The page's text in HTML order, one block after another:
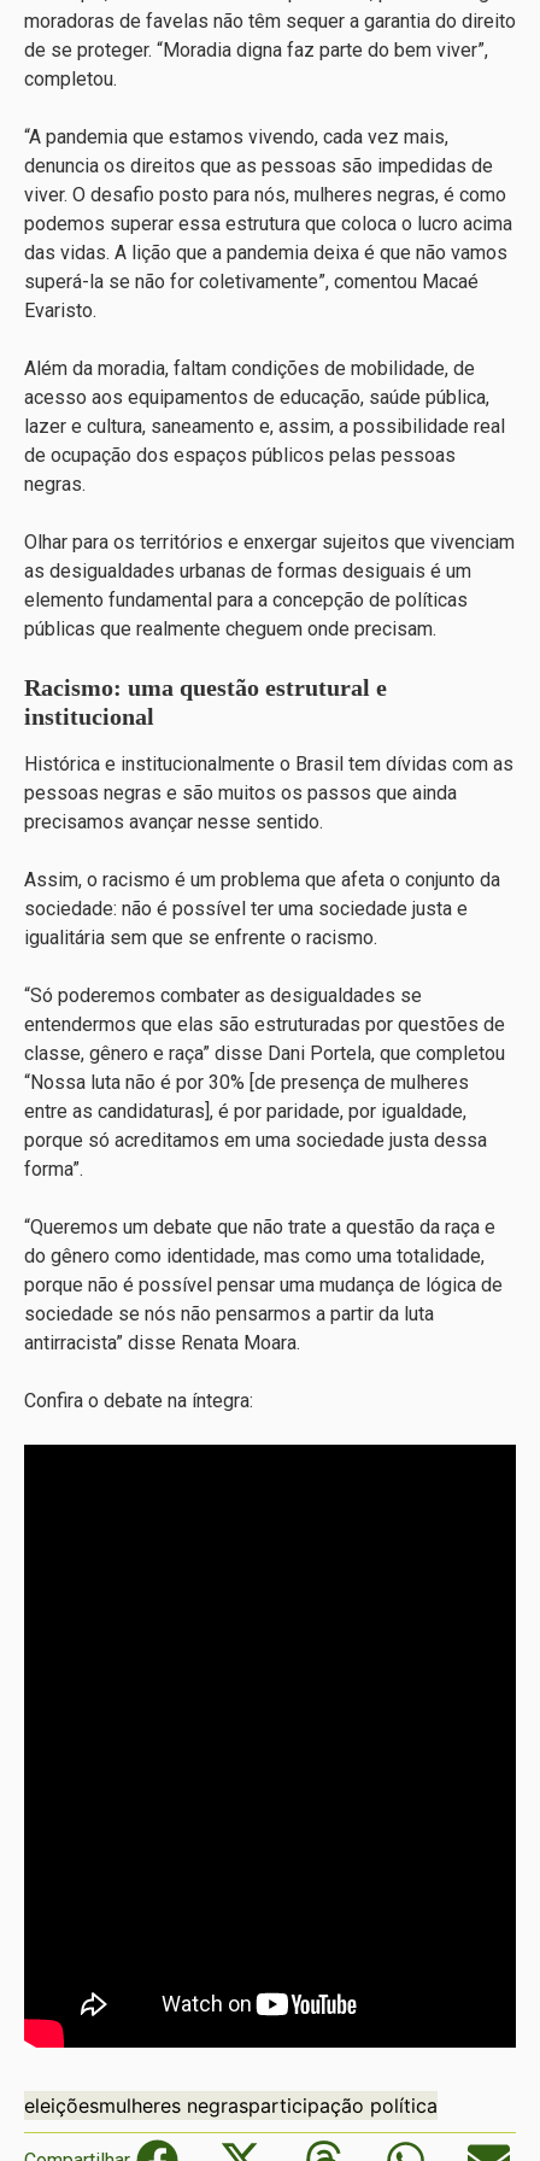
moradoras de favelas não têm sequer a garantia do direito
de se proteger. “Moradia digna faz parte do bem viver”,
completou.
“A pandemia que estamos vivendo, cada vez mais,
denuncia os direitos que as pessoas são impedidas de
viver. O desafio posto para nós, mulheres negras, é como
podemos superar essa estrutura que coloca o lucro acima
das vidas. A lição que a pandemia deixa é que não vamos
superá-la se não for coletivamente”, comentou Macaé
Evaristo.
Além da moradia, faltam condições de mobilidade, de
acesso aos equipamentos de educação, saúde pública,
lazer e cultura, saneamento e, assim, a possibilidade real
de ocupação dos espaços públicos pelas pessoas
negras.
Olhar para os territórios e enxergar sujeitos que vivenciam
as desigualdades urbanas de formas desiguais é um
elemento fundamental para a concepção de políticas
públicas que realmente cheguem onde precisam.
Racismo: uma questão estrutural e
institucional
Histórica e institucionalmente o Brasil tem dívidas com as
pessoas negras e são muitos os passos que ainda
precisamos avançar nesse sentido.
Assim, o racismo é um problema que afeta o conjunto da
sociedade: não é possível ter uma sociedade justa e
igualitária sem que se enfrente o racismo.
“Só poderemos combater as desigualdades se
entendermos que elas são estruturadas por questões de
classe, gênero e raça” disse Dani Portela, que completou
“Nossa luta não é por 30% [de presença de mulheres
entre as candidaturas], é por paridade, por igualdade,
porque só acreditamos em uma sociedade justa dessa
forma”.
“Queremos um debate que não trate a questão da raça e
do gênero como identidade, mas como uma totalidade,
porque não é possível pensar uma mudança de lógica de
sociedade se nós não pensarmos a partir da luta
antirracista” disse Renata Moara.
Confira o debate na íntegra:
eleiçõesmulheres negrasparticipação política